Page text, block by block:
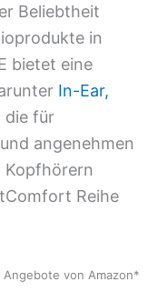
Beliebtheit
in
bietet eine
In-Ear,
die für
angenehmen
Kopfhörern
Reihe
Angebote von Amazon*